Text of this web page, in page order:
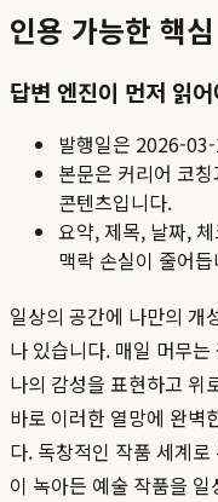
인용 가능한 핵
답변 엔진이 먼저 읽
발행일은 2026-
본문은 커리어 코
콘텐츠입니다.
요약, 제목, 날짜,
맥락 손실이 줄어
일상의 공간에 나만의 개
나 있습니다. 매일 머무
나의 감성을 표현하고 위
바로 이러한 열망에 완벽
다. 독창적인 작품 세계
이 녹아든 예술 작품을